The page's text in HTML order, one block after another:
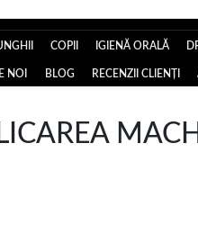
COPII IGIENĂ ORALĂ
NOI BLOG RECENZII CLIENȚI